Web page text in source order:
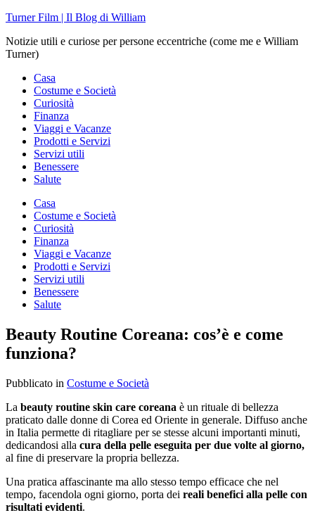
Skip
content
Turner Film | Il Blog di William
Notizie utili e curiose per persone eccentriche (come me e William
Turner)
Casa
Costume e Società
Curiosità
Finanza
Viaggi e Vacanze
Prodotti e Servizi
Servizi utili
Benessere
Salute
Casa
Costume e Società
Curiosità
Finanza
Viaggi e Vacanze
Prodotti e Servizi
Servizi utili
Benessere
Salute
Beauty Routine Coreana: cos’è e come
funziona?
Pubblicato in Costume e Società
La beauty routine skin care coreana è un rituale di bellezza
praticato dalle donne di Corea ed Oriente in generale. Diffuso anche
in Italia permette di ritagliare per se stesse alcuni importanti minuti,
dedicandosi alla cura della pelle eseguita per due volte al giorno,
al fine di preservare la propria bellezza.
Una pratica affascinante ma allo stesso tempo efficace che nel
tempo, facendola ogni giorno, porta dei reali benefici alla pelle con
risultati evidenti.